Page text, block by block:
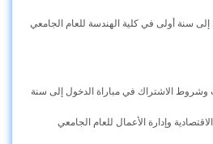
إلى سنة أولى في كلية الهندسة للعام الجامعي
وشروط الاشتراك في مباراة الدخول إلى سنة
وإدارة الأعمال للعام الجامعي